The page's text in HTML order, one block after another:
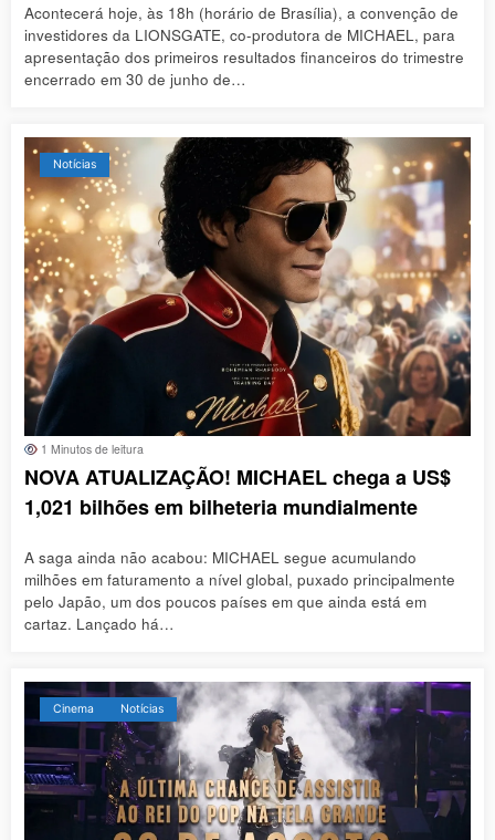
Acontecerá hoje, às 18h (horário de Brasília), a convenção de
investidores da LIONSGATE, co-produtora de MICHAEL, para
apresentação dos primeiros resultados financeiros do trimestre
encerrado em 30 de junho de…
Notícias
1 Minutos de leitura
NOVA ATUALIZAÇÃO! MICHAEL chega a US$
1,021 bilhões em bilheteria mundialmente
A saga ainda não acabou: MICHAEL segue acumulando
milhões em faturamento a nível global, puxado principalmente
pelo Japão, um dos poucos países em que ainda está em
cartaz. Lançado há…
Cinema Notícias